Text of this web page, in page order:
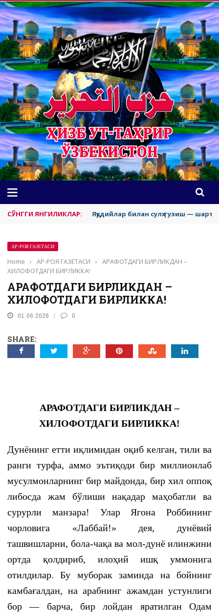
СЎНГГИ ЯНГИЛИКЛАР: Яҳудийлар билан сулҳ тузиш —
АР-РОЯ ГАЗЕТАСИ
Home › АР-РОЯ ГАЗЕТАСИ ›
АРАФОТДАГИ БИРЛИКДАН –
ХИЛОФОТДАГИ БИРЛИККА!
АРАФОТДАГИ БИРЛИКДАН –
ХИЛОФОТДАГИ БИРЛИККА!
01.06.2026 0
SHARE:
АРАФОТДАГИ БИРЛИКДАН –
ХИЛОФОТДАГИ БИРЛИККА!
Дунёнинг етти иқлимидан оқиб келган, тили ва
ранги турфа, аммо эътиқоди бир миллионлаб
мусулмонларнинг бир майдонда, бир хил оппоқ
либосда жам бўлиши нақадар маҳобатли ва
сурурли манзара! Улар Ягона Роббининг
чорловига «Лаббай!» дея, дунёвий
ташвишларни, бола-чақа ва мол-дунё илинжини
ортда қолдириб, илоҳий ишқ уммонига
отилдилар. Бу муборак заминда на бойнинг
камбағалдан, на арабнинг ажамдан устунлиги
бор — барча, бир лойдан яратилган Одам